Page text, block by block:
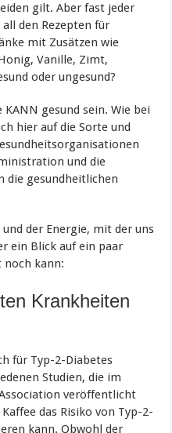
gilt. Aber fast jeder
den Rezepten für
mit Zusätzen wie
Vanille, Zimt,
oder ungesund?
gesund sein. Wie bei
hier auf die Sorte und
und die
die gesundheitlichen
der Energie, mit der uns
ein Blick auf ein paar
noch kann:
Krankheiten
für Typ-2-Diabetes
Studien, die im
veröffentlicht
das Risiko von Typ-2-
kann. Obwohl der